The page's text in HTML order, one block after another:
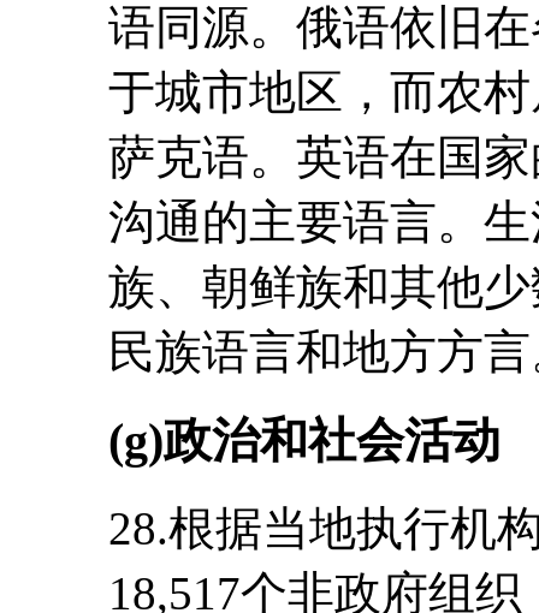
语同源。俄语依旧
于城市地区，而农
萨克语。英语在国
沟通的主要语言。
族、朝鲜族和其他
民族语言和地方方
(g)政治和社会活动
28.根据当地执行机
18,517个非政府组